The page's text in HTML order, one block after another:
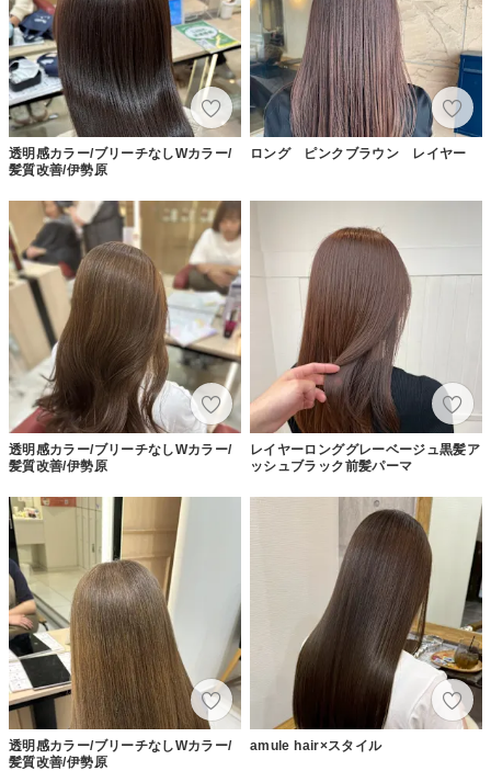
透明感カラー/ブリーチなしWカラー/
髪質改善/伊勢原
ロング ピンクブラウン レイヤー
透明感カラー/ブリーチなしWカラー/
髪質改善/伊勢原
レイヤーロンググレーベージュ黒髪ア
ッシュブラック前髪パーマ
透明感カラー/ブリーチなしWカラー/
髪質改善/伊勢原
amule hair×スタイル